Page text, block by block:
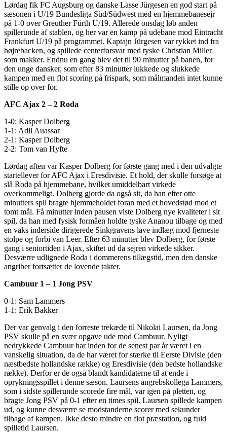
Lørdag fik FC Augsburg og danske Lasse Jürgesen en god start på
sæsonen i U/19 Bundesliga Süd/Südwest med en hjemmebanesejr
på 1-0 over Greuther Fürth U/19. Allerede onsdag løb anden
spillerunde af stablen, og her var en kamp på udebane mod Eintracht
Frankfurt U/19 på programmet. Kaptajn Jürgesen var rykket ind fra
højrebacken, og spillede centerforsvar med tyske Christian Miller
som makker. Endnu en gang blev det til 90 minutter på banen, for
den unge dansker, som efter 83 minutter lukkede og slukkede
kampen med en flot scoring på frispark, som målmanden intet kunne
stille op over for.
AFC Ajax 2 – 2 Roda
1-0: Kasper Dolberg
1-1: Adil Auassar
2-1: Kasper Dolberg
2-2: Tom van Hyfte
Lørdag aften var Kasper Dolberg for første gang med i den udvalgte
startellever for AFC Ajax i Eresdivisie. Et hold, der skulle forsøge at
slå Roda på hjemmebane, hvilket umiddelbart virkede
overkommeligt. Dolberg gjorde da også sit, da han efter otte
minutters spil bragte hjemmeholdet foran med et hovedstød mod et
tomt mål. Få minutter inden pausen viste Dolberg nye kvaliteter i sit
spil, da han med fysisk formåen holdte tyske Ananou tilbage og med
en vaks inderside dirigerede Sinkgravens lave indlæg mod fjerneste
stolpe og forbi van Leer. Efter 63 minutter blev Dolberg, for første
gang i seniortiden i Ajax, skiftet ud da sejren virkede sikker.
Desværre udlignede Roda i dommerens tillægstid, men den danske
angriber fortsætter de lovende takter.
Cambuur 1 – 1 Jong PSV
0-1: Sam Lammers
1-1: Erik Bakker
Der var genvalg i den forreste trekæde til Nikolai Laursen, da Jong
PSV skulle på en svær opgave ude mod Cambuur. Nyligt
nedrykkede Cambuur har inden for de senest par år været i en
vanskelig situation, da de har været for stærke til Eerste Divisie (den
næstbedste hollandske række) og Eresdivisie (den bedste hollandske
række). Derfor er de også blandt kandidaterne til at ende i
oprykningsspillet i denne sæson. Laursens angrebskollega Lammers,
som i sidste spillerunde scorede fire mål, var igen på pletten, og
bragte Jong PSV på 0-1 efter en times spil. Laursen spillede kampen
ud, og kunne desværre se modstanderne scorer med sekunder
tilbage af kampen. Ikke desto mindre en flot præstation, og fuld
spilletid Laursen.